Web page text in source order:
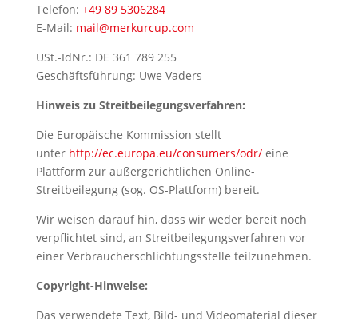
Telefon: +49 89 5306284
E-Mail: mail@merkurcup.com
USt.-IdNr.: DE 361 789 255
Geschäftsführung: Uwe Vaders
Hinweis zu Streitbeilegungsverfahren:
Die Europäische Kommission stellt
unter http://ec.europa.eu/consumers/odr/eine
Plattform zur außergerichtlichen Online-
Streitbeilegung (sog. OS-Plattform) bereit.
Wir weisen darauf hin, dass wir weder bereit noch
verpflichtet sind, an Streitbeilegungsverfahren vor
einer Verbraucherschlichtungsstelle teilzunehmen.
Copyright-Hinweise:
Das verwendete Text, Bild- und Videomaterial dieser